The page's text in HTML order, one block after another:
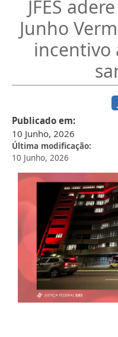
JFES
Junho
incentivo
Publicado em
10 Junho, 2026
Última modificação
10 Junho, 2026